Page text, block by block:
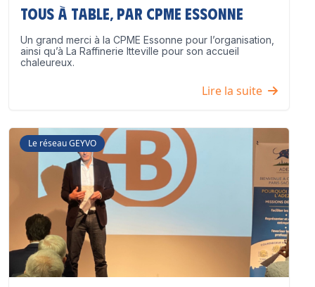
Tous à table, par CPME Essonne
Un grand merci à la CPME Essonne pour l’organisation,
ainsi qu’à La Raffinerie Itteville pour son accueil
chaleureux.
Lire la suite
Le réseau GEYVO